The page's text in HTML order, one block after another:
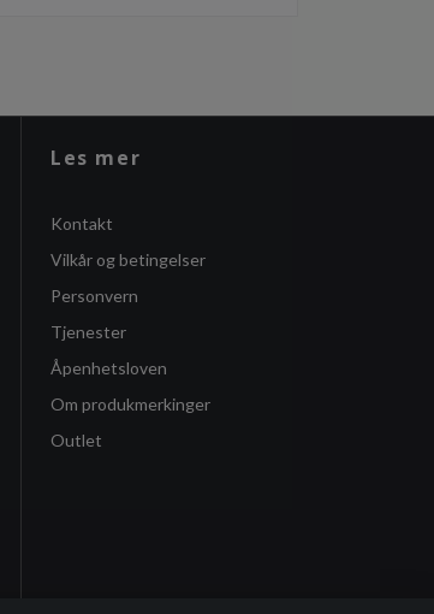
Les mer
Kontakt
Vilkår og betingelser
Personvern
Tjenester
Åpenhetsloven
Om produkmerkinger
Outlet